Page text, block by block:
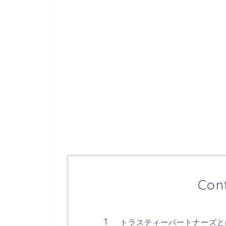
トラスティーパートナーズと